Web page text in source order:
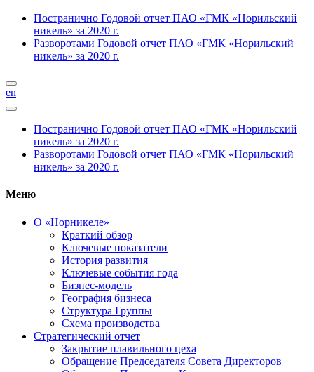
Постранично Годовой отчет ПАО «ГМК «Норильский
никель» за 2020 г.
Разворотами Годовой отчет ПАО «ГМК «Норильский
никель» за 2020 г.
en
Постранично Годовой отчет ПАО «ГМК «Норильский
никель» за 2020 г.
Разворотами Годовой отчет ПАО «ГМК «Норильский
никель» за 2020 г.
Меню
О «Норникеле»
Краткий обзор
Ключевые показатели
История развития
Ключевые события года
Бизнес-модель
География бизнеса
Структура Группы
Схема производства
Стратегический отчет
Закрытие плавильного цеха
Обращение Председателя Совета Директоров